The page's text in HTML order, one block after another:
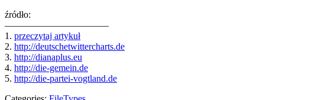
źródło:
———————————
1. przeczytaj artykuł
2. http://deutschetwittercharts.de
3. http://dianaplus.eu
4. http://die-gemein.de
5. http://die-partei-vogtland.de